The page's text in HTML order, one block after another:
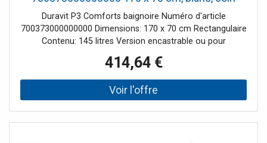
gauche
Duravit P3 Comforts baignoire Numéro d'article
700373000000000 Dimensions: 170 x 70 cm Rectangulaire
Contenu: 145 litres Version encastrable ou pour
5 mm Sanit acrylique
414,64 €